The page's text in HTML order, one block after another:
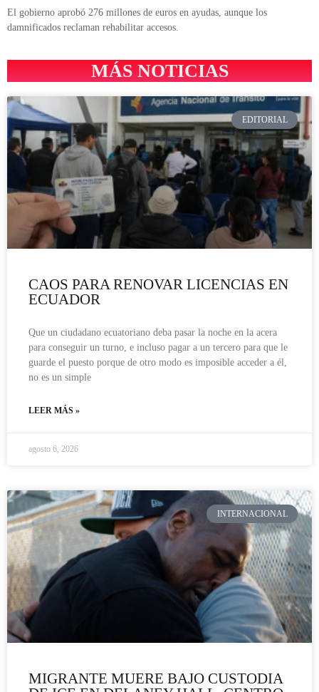
El gobierno aprobó 276 millones de euros en ayudas, aunque los
damnificados reclaman rehabilitar accesos.
MÁS NOTICIAS
EDITORIAL
CAOS PARA RENOVAR LICENCIAS EN
ECUADOR
Que un ciudadano ecuatoriano deba pasar la noche en la acera
para conseguir un turno, e incluso pagar a un tercero para que le
guarde el puesto porque de otro modo es imposible acceder a él,
no es un simple
LEER MÁS »
agosto 6, 2026
INTERNACIONAL
MIGRANTE MUERE BAJO CUSTODIA